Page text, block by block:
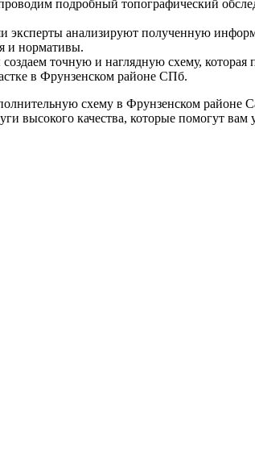
подробный топографический
эксперты анализируют полученную
и нормативы.
точную и наглядную схему,
в Фрунзенском районе СПб.
схему в Фрунзенском районе
высокого качества, которые помогут